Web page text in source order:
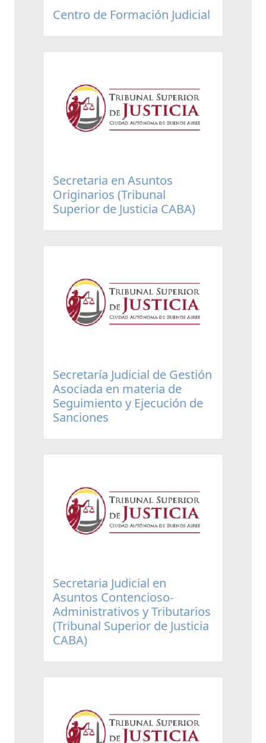
Centro de Formación Judicial
Secretaria en Asuntos
Originarios (Tribunal
Superior de Justicia CABA)
Secretaría Judicial de Gestión
Asociada en materia de
Seguimiento y Ejecución de
Sanciones
Secretaria Judicial en
Asuntos Contencioso-
Administrativos y Tributarios
(Tribunal Superior de Justicia
CABA)